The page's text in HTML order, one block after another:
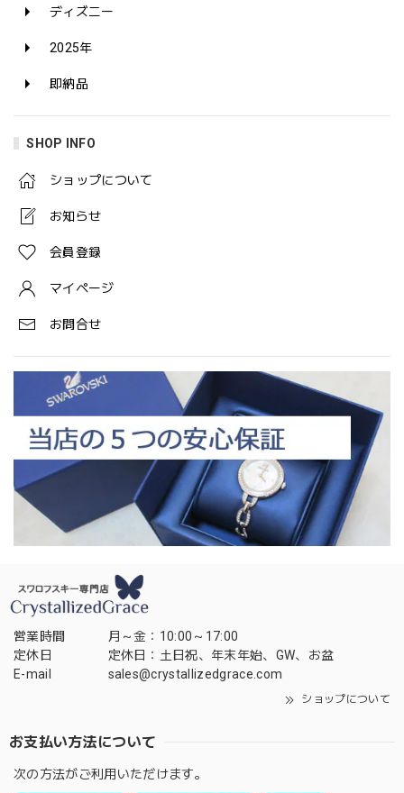
ディズニー
2025年
即納品
SHOP INFO
ショップについて
お知らせ
会員登録
マイページ
お問合せ
営業時間
月～金：10:00～17:00
定休日
定休日：土日祝、年末年始、GW、お盆
E-mail
sales@crystallizedgrace.com
ショップについて
お支払い方法について
次の方法がご利用いただけます。